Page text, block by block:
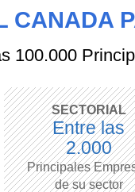
CANADA
100.000
SECTORIAL
Entre las
2.000
Principales
de su sector